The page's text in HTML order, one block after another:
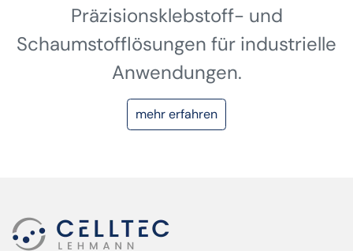
Präzisionsklebstoff- und
Schaumstofflösungen für industrielle
Anwendungen.
mehr erfahren